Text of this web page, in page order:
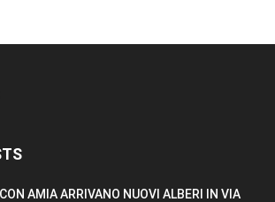
CON AMIA ARRIVANO NUOVI ALBERI IN VIA